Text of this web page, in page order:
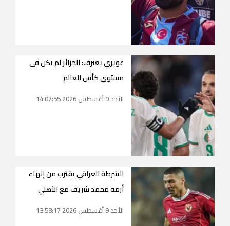
غويري يعترف: الجزائر لم تكن في
مستوى كأس العالم
الأحد 9 أغسطس 2026 14:07:55
الشرطة العراقي يقترب من إنهاء
أزمة محمد شريف مع الأهلي
الأحد 9 أغسطس 2026 13:53:17